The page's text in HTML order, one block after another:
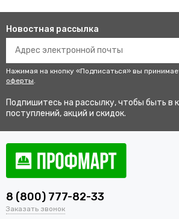
Новостная рассылка
Нажимая на кнопку «Подписаться» вы
оферты.
Подпишитесь на рассылку, чтобы быть в
поступлений, акций и скидок.
8 (800) 777-82-33
Заказать звонок